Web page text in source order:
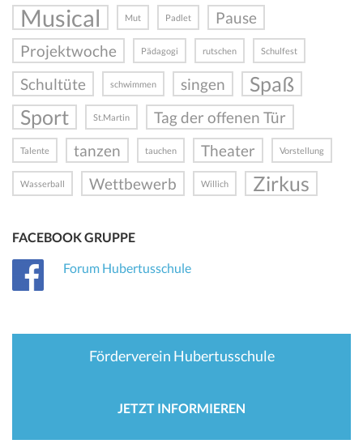
Musical
Mut Padlet
Pause
Projektwoche
Pädagogi rutschen Schulfest
Schultüte schwimmen singen
Spaß
Sport
St.Martin Tag der offenen Tür
Talente tanzen tauchen Theater Vorstellung
Wasserball Wettbewerb Willich Zirkus
FACEBOOK GRUPPE
Forum Hubertusschule
Förderverein Hubertusschule
JETZT INFORMIEREN